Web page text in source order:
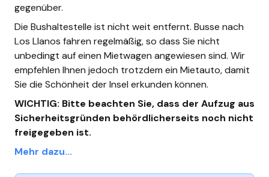
gegenüber.
Die Bushaltestelle ist nicht weit entfernt. Busse nach
Los Llanos fahren regelmäßig, so dass Sie nicht
unbedingt auf einen Mietwagen angewiesen sind. Wir
empfehlen Ihnen jedoch trotzdem ein Mietauto, damit
Sie die Schönheit der Insel erkunden können.
WICHTIG: Bitte beachten Sie, dass der Aufzug aus
Sicherheitsgründen behördlicherseits noch nicht
freigegeben ist.
Mehr dazu...